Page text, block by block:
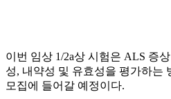
이번 임상 1/2a상 시험은 ALS 증
성, 내약성 및 유효성을 평가하는
모집에 들어갈 예정이다.